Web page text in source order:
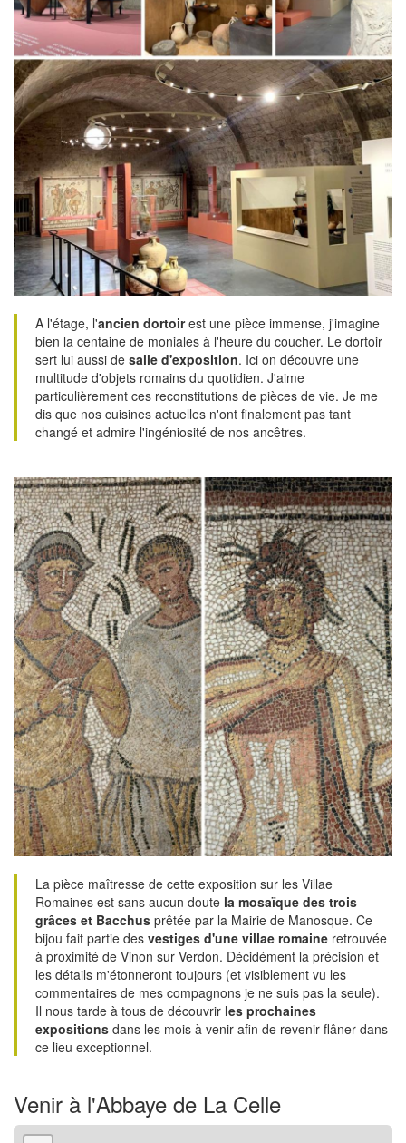
A l'étage, l'ancien dortoirest une pièce immense, j'imagine
bien la centaine de moniales à l'heure du coucher. Le dortoir
sert lui aussi de salle d'exposition. Ici on découvre une
multitude d'objets romains du quotidien. J'aime
particulièrement ces reconstitutions de pièces de vie. Je me
dis que nos cuisines actuelles n'ont finalement pas tant
changé et admire l'ingéniosité de nos ancêtres.
La pièce maîtresse de cette exposition sur les Villae
Romaines est sans aucun doute la mosaïque des trois
grâces et Bacchus prêtée par la Mairie de Manosque. Ce
bijou fait partie des vestiges d'une villae romaine retrouvée
à proximité de Vinon sur Verdon. Décidément la précision et
les détails m'étonneront toujours (et visiblement vu les
commentaires de mes compagnons je ne suis pas la seule).
Il nous tarde à tous de découvrir les prochaines
expositions dans les mois à venir afin de revenir flâner dans
ce lieu exceptionnel.
Venir à l'Abbaye de La Celle